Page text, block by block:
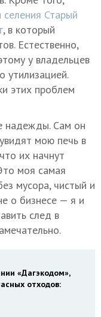
селения Старый
, в который
Естественно,
у владельцев
утилизацией.
этих проблем
надежды. Сам он
мою печь в
их начнут
моя самая
мусора, чистый и
о бизнесе — я и
след в
«Дагэкодом»,
отходов: